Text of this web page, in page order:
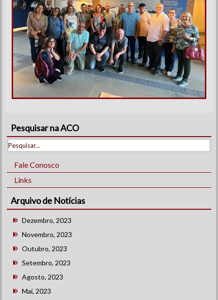
Pesquisar na ACO
Fale Conosco
Links
Arquivo de Notícias
Dezembro, 2023
Novembro, 2023
Outubro, 2023
Setembro, 2023
Agosto, 2023
Mai, 2023